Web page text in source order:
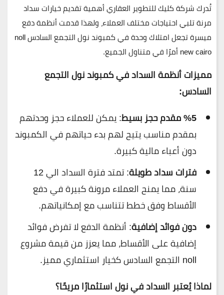
تُدرك شركةكليك للتطوير العقاريأهمية تقديم خيارات سداد
مرنة تلبي احتياجات مختلف العملاء، ولهذا قدمت أنظمة دفع
ميسرة تجعل امتلاك وحدة في
كمبوند نول التجمع السادس noll
new cairoأمرًا في متناول الجميع.
مميزات أنظمة السداد فيكمبوند نول التجمع
السادس:
%5 مقدم حجز بسيط
: يمكن للعملاء حجز وحدتهم
بمقدم مناسب يتيح لهم بدء حياتهم في الكمبوند
دون أعباء مالية كبيرة.
فترات سداد طويلة
: تمتد فترة السداد الي 12
سنة، مما يمنح العملاء مرونة كبيرة في دفع
الأقساط وفق خطط تتناسب مع إمكانياتهم.
دون فوائد إضافية: أنظمة الدفع لا تفرض فوائد
إضافية على الأقساط، مما يعزز من قيمة مشروع
noll التجمع السادس كخيار استثماري مميز.
لماذا يُعتبر السداد في نول استثمارًا مريحًا؟